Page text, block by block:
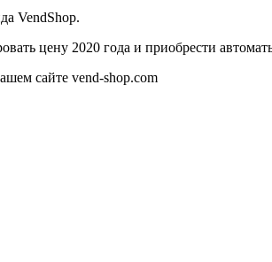
VendShop.
цену 2020 года и приобрести
сайте vend-shop.com